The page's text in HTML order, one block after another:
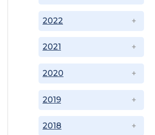
2018
2019
2020
2021
2022